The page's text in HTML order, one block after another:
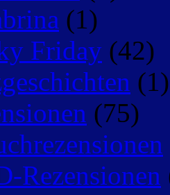
(1)
Friday (42)
(1)
(75)
Rezensionen